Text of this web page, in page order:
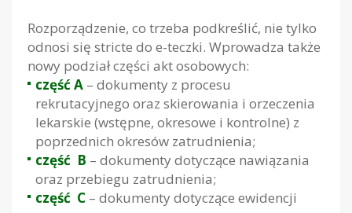
Rozporządzenie, co trzeba podkreślić, nie tylko
odnosi się stricte do e-teczki. Wprowadza także
nowy podział części akt osobowych:
część A – dokumenty z procesu
rekrutacyjnego oraz skierowania i orzeczenia
lekarskie (wstępne, okresowe i kontrolne) z
poprzednich okresów zatrudnienia;
część B – dokumenty dotyczące nawiązania
oraz przebiegu zatrudnienia;
część C – dokumenty dotyczące ewidencji